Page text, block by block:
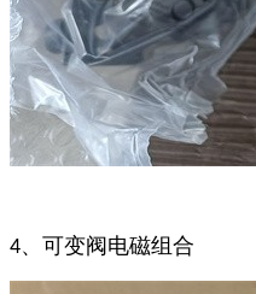
4、可变阀电磁组合